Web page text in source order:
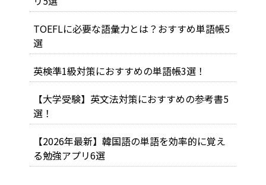
TOEFLに必要な語彙力とは？おすすめ単語帳5
選
英検準1級対策におすすめの単語帳3選！
【大学受験】英文法対策におすすめの参考書5
選！
【2026年最新】韓国語の単語を効率的に覚え
る勉強アプリ6選